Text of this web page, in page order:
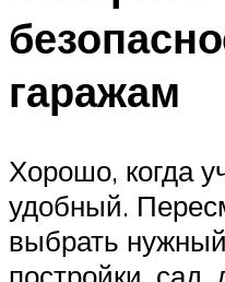
гаражам
Хорошо, когда
удобный.
выбрать